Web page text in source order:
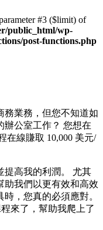
#3 ($limit) of
public_html/wp-
post-functions.php
務業務，但您不知道如
辦公室工作？ 您想在
在線賺取 10,000 美元/
提高我的利潤。 尤其
助我們以更有效和高效
，您真的必須應對。
來了，幫助我爬上了